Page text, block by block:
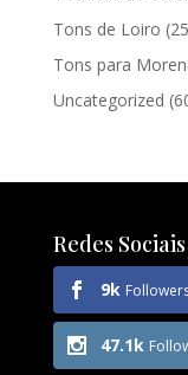
Tons de Loiro
Tons para
Uncategorized
Redes Sociais
9k
47.1k